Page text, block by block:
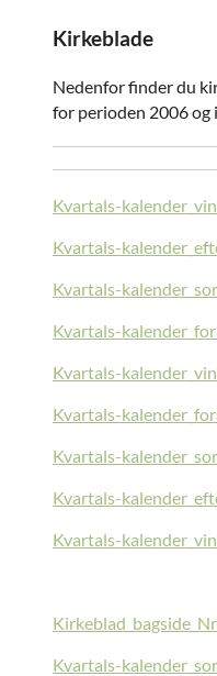
Kirkeblade
Nedenfor finder du
for perioden 2006 og
Kvartals-
Kvartals-
Kvartals-
Kvartals-
Kvartals-
Kvartals-
Kvartals-
Kvartals-
Kvartals-
Kvartals-